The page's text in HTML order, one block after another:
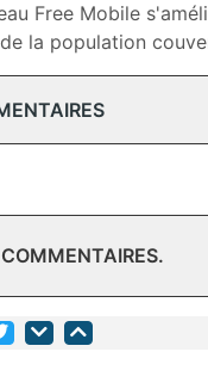
Free Mobile
la population